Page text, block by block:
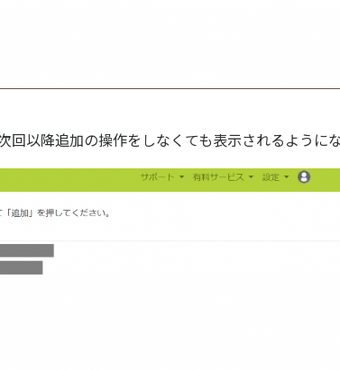
以降追加の操作をしなくても表示されるようにな